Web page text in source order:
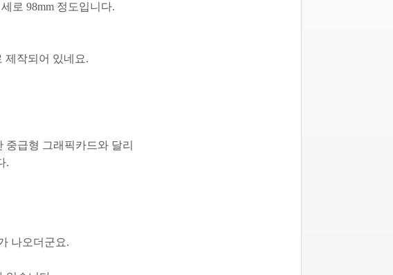
로 98mm 정도입니다.
제작되어 있네요.
급형 그래픽카드와 달리
.
나오더군요.